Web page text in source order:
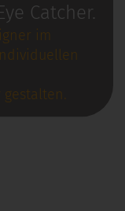
Catcher.
im